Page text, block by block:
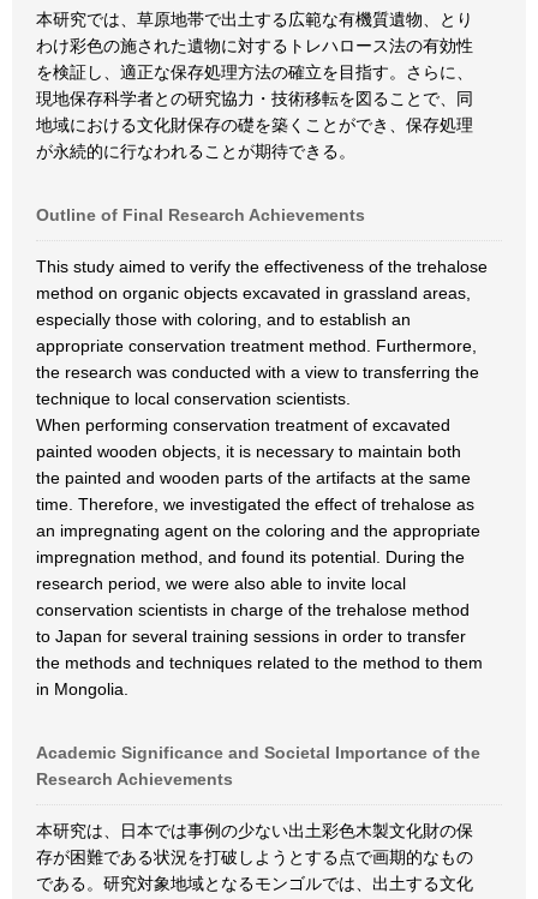
本研究では、草原地帯で出土する広範な有機質遺物、とり
わけ彩色の施された遺物に対するトレハロース法の有効性
を検証し、適正な保存処理方法の確立を目指す。さらに、
現地保存科学者との研究協力・技術移転を図ることで、同
地域における文化財保存の礎を築くことができ、保存処理
が永続的に行なわれることが期待できる。
Outline of Final Research Achievements
This study aimed to verify the effectiveness of the trehalose
method on organic objects excavated in grassland areas,
especially those with coloring, and to establish an
appropriate conservation treatment method. Furthermore,
the research was conducted with a view to transferring the
technique to local conservation scientists.
When performing conservation treatment of excavated
painted wooden objects, it is necessary to maintain both
the painted and wooden parts of the artifacts at the same
time. Therefore, we investigated the effect of trehalose as
an impregnating agent on the coloring and the appropriate
impregnation method, and found its potential. During the
research period, we were also able to invite local
conservation scientists in charge of the trehalose method
to Japan for several training sessions in order to transfer
the methods and techniques related to the method to them
in Mongolia.
Academic Significance and Societal Importance of the
Research Achievements
本研究は、日本では事例の少ない出土彩色木製文化財の保
存が困難である状況を打破しようとする点で画期的なもの
である。研究対象地域となるモンゴルでは、出土する文化